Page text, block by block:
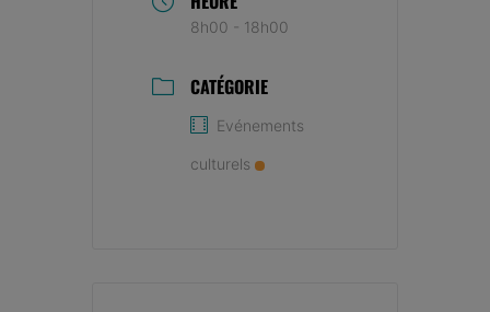
8h00 - 18h00
CATÉGORIE
Evénements
culturels